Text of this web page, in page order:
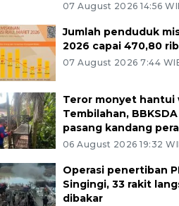
07 August 2026 14:56
Jumlah penduduk
2026 capai 470,80
07 August 2026 7:44
Teror monyet hantui
Tembilahan, BBKSDA
pasang kandang
06 August 2026 19:32
Operasi penertiban
Singingi, 33 rakit
dibakar